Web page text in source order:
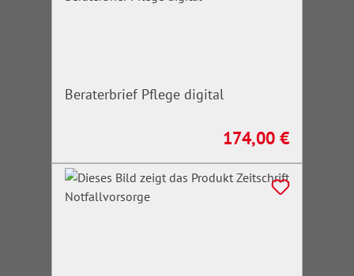
Beraterbrief Pflege digital
Regulärer Preis:
174,00 €